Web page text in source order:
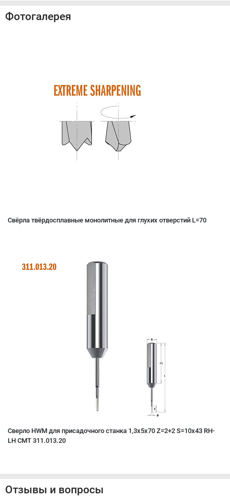
Фотогалерея
Свёрла твёрдосплавные монолитные для глухих отверстий L=70
Сверло HWM для присадочного станка 1,3x5x70 Z=2+2 S=10x43 RH-
LH CMT 311.013.20
Отзывы и вопросы